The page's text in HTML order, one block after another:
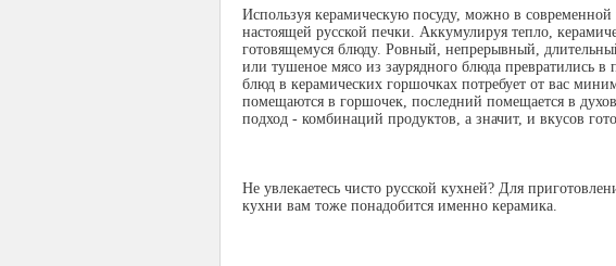
Используя керамическую посуду, можно в современной
настоящей русской печки. Аккумулируя тепло,
готовящемуся блюду. Ровный, непрерывный,
или тушеное мясо из заурядного блюда превратились
блюд в керамических горшочках потребует от вас
помещаются в горшочек, последний помещается в
подход - комбинаций продуктов, а значит, и вкусов
Не увлекаетесь чисто русской кухней? Для
кухни вам тоже понадобится именно керамика.